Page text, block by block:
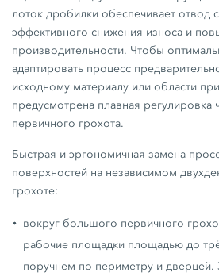
лоток дробилки обеспечивает отвод
эффективного снижения износа и
производительности. Чтобы
адаптировать процесс
исходному материалу или области
предусмотрена плавная регулировка
первичного грохота.
Быстрая и эргономичная замена
поверхностей на независимом
грохоте:
вокруг большого первичного
рабочие площадки площадью до
поручнем по периметру и дверцей.